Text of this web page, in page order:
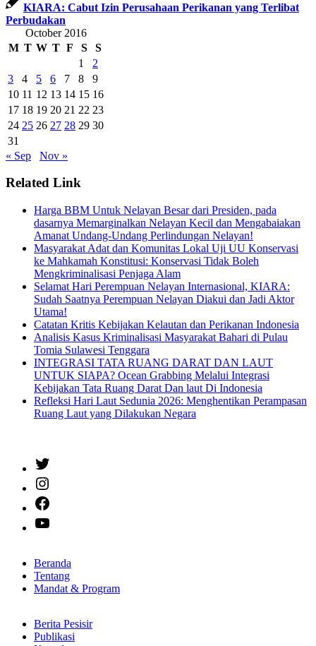
KIARA: Cabut Izin Perusahaan Perikanan yang Terlibat
Perbudakan
October 2016
M T W T F S
S
1
2
3
4 5 6 7 8
9
10 11 12 13 14 15 16
17 18 19 20 21 22 23
24 25 26 27 28 29 30
31
« Sep
Nov »
Related Link
Harga BBM Untuk Nelayan Besar dari Presiden, pada
dasarnya Memarginalkan Nelayan Kecil dan Mengabaiakan
Amanat Undang-Undang Perlindungan Nelayan!
Masyarakat Adat dan Komunitas Lokal Uji UU Konservasi
ke Mahkamah Konstitusi: Konservasi Tidak Boleh
Mengkriminalisasi Penjaga Alam
Selamat Hari Perempuan Nelayan Internasional, KIARA:
Sudah Saatnya Perempuan Nelayan Diakui dan Jadi Aktor
Utama!
Catatan Kritis Kebijakan Kelautan dan Perikanan Indonesia
Analisis Kasus Kriminalisasi Masyarakat Bahari di Pulau
Tomia Sulawesi Tenggara
INTEGRASI TATA RUANG DARAT DAN LAUT
UNTUK SIAPA? Ocean Grabbing Melalui Integrasi
Kebijakan Tata Ruang Darat Dan laut Di Indonesia
Refleksi Hari Laut Sedunia 2026: Menghentikan Perampasan
Ruang Laut yang Dilakukan Negara
Beranda
Tentang
Mandat & Program
Berita Pesisir
Publikasi